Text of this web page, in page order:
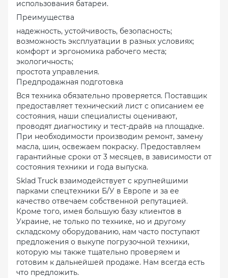
использования батареи.
Преимущества
надежность, устойчивость, безопасность;
возможность эксплуатации в разных условиях;
комфорт и эргономика рабочего места;
экологичность;
простота управления.
Предпродажная подготовка
Вся техника обязательно проверяется. Поставщик
предоставляет технический лист с описанием ее
состояния, наши специалисты оценивают,
проводят диагностику и тест-драйв на площадке.
При необходимости производим ремонт, замену
масла, шин, освежаем покраску. Предоставляем
гарантийные сроки от 3 месяцев, в зависимости от
состояния техники и года выпуска.
Sklad Truck взаимодействует с крупнейшими
парками спецтехники Б/У в Европе и за ее
качество отвечаем собственной репутацией.
Кроме того, имея большую базу клиентов в
Украине, не только по технике, но и другому
складскому оборудованию, нам часто поступают
предложения о выкупе погрузочной техники,
которую мы также тщательно проверяем и
готовим к дальнейшей продаже. Нам всегда есть
что предложить.